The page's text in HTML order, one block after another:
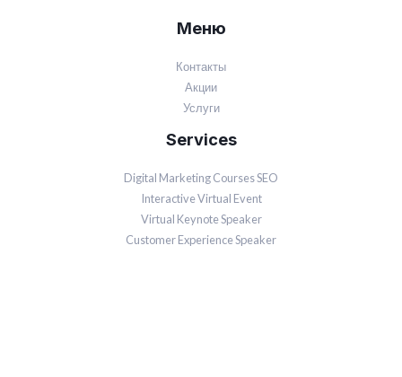
Меню
Контакты
Акции
Услуги
Services
Digital Marketing Courses SEO
Interactive Virtual Event
Virtual Keynote Speaker
Customer Experience Speaker